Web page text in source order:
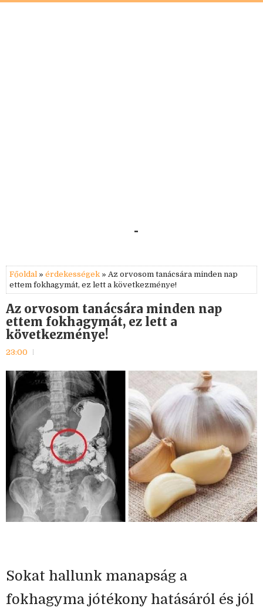
-
Főoldal » érdekességek » Az orvosom tanácsára minden nap
ettem fokhagymát, ez lett a következménye!
Az orvosom tanácsára minden nap
ettem fokhagymát, ez lett a
következménye!
23:00
Sokat hallunk manapság a
fokhagyma jótékony hatásáról és jól